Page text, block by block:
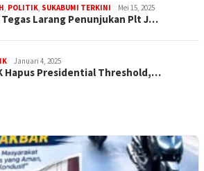
, POLITIK, SUKABUMI TERKINI Mei 15, 2025
Tegas Larang Penunjukan Plt J…
Januari 4, 2025
Hapus Presidential Threshold,…